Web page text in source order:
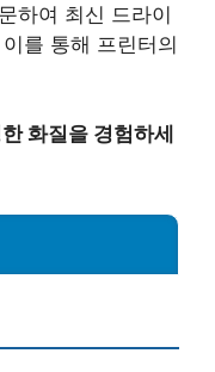
하여 최신 드라이
를 통해 프린터의
화질을 경험하세